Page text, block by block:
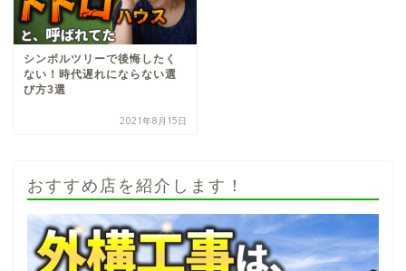
シンボルツリーで後悔したく
ない！時代遅れにならない選
び方3選
2021年8月15日
おすすめ店を紹介します！